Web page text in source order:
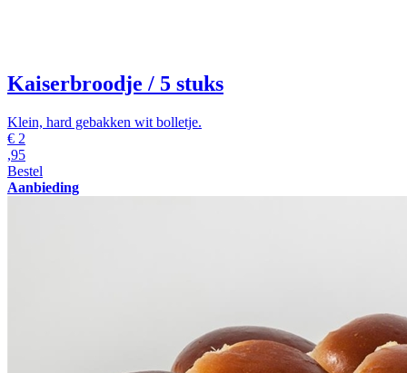
Kaiserbroodje / 5 stuks
Klein, hard gebakken wit bolletje.
€ 2
,95
Bestel
Aanbieding